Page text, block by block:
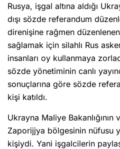
Rusya, işgal altına aldığı
dışı sözde referandum
direnişine rağmen düzenlenen
sağlamak için silahlı Rus
insanları oy kullanmaya
sözde yönetiminin canlı
sonuçlarına göre sözde
kişi katıldı.
Ukrayna Maliye
Zaporijjya bölgesinin nüfusu
kişiydi. Yani işgalcilerin